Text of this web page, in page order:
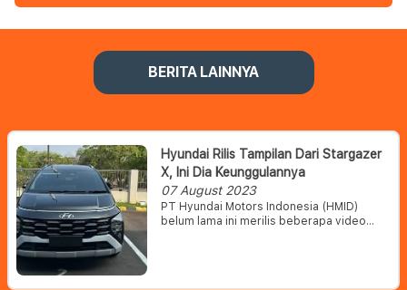
BERITA LAINNYA
Hyundai Rilis Tampilan Dari Stargazer
X, Ini Dia Keunggulannya
07 August 2023
PT Hyundai Motors Indonesia (HMID)
belum lama ini merilis beberapa video